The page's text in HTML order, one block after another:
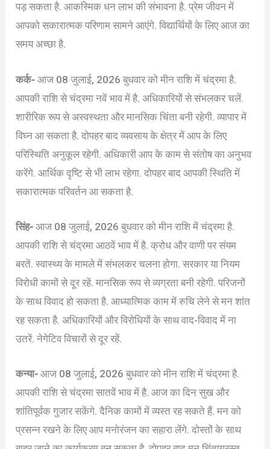
पड़ सकता है. आकस्मिक धन लाभ की संभावना है. प्रेम जीवन में
आपको सकारात्मक परिणाम सामने आएंगे. विद्यार्थियों के लिए आज का
समय अच्छा है.
कर्क- आज 08 जुलाई, 2026 बुधवार को मीन राशि में चंद्रमा है.
आपकी राशि से चंद्रमा नवें भाव में है. अधिकारियों से संभलकर चलें.
शारीरिक रूप से अस्वस्थता और मानसिक चिंता बनी रहेगी. व्यापार में
विघ्न आ सकता है. दोपहर बाद व्यवसाय के क्षेत्र में आप के लिए
परिस्थिति अनुकूल रहेगी. अधिकारी आप के काम से संतोष का अनुभव
करेंगे. आर्थिक दृष्टि से भी लाभ रहेगा. दोपहर बाद आपकी स्थिति में
सकारात्मक परिवर्तन आ सकता है.
सिंह- आज 08 जुलाई, 2026 बुधवार को मीन राशि में चंद्रमा है.
आपकी राशि से चंद्रमा आठवें भाव में है. क्रोध और वाणी पर संयम
बरतें. स्वास्थ्य के मामले में संभलकर चलना होगा. सरकार या नियम
विरोधी कामों से दूर रहें. मानसिक रूप से व्यग्रता बनी रहेगी. परिजनों
के साथ विवाद हो सकता है. आध्यात्मिक काम में रुचि लेने से मन शांत
रह सकता है. अधिकारियों और विरोधियों के साथ वाद-विवाद में ना
उतरें. नेगेटिव विचारों से दूर रहें.
कन्या- आज 08 जुलाई, 2026 बुधवार को मीन राशि में चंद्रमा है.
आपकी राशि से चंद्रमा सातवें भाव में है. आज का दिन सुख और
शांतिपूर्वक गुजार सकेंगे. दैनिक कामों में व्यस्त रह सकते हैं. मन को
प्रसन्न रखने के लिए आप मनोरंजन का सहारा लेंगे. दोस्तों के साथ